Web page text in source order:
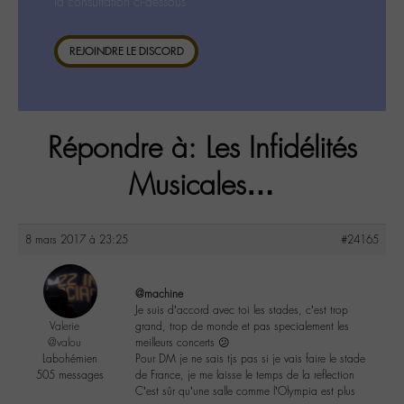
REJOINDRE LE DISCORD
Répondre à: Les Infidélités
Musicales…
8 mars 2017 à 23:25 #24165
Valerie
@valou
Labohémien
505 messages
@machine
Je suis d’accord avec toi les stades, c’est trop
grand, trop de monde et pas specialement les
meilleurs concerts 😕
Pour DM je ne sais tjs pas si je vais faire le stade
de France, je me laisse le temps de la reflection
C’est sûr qu’une salle comme l’Olympia est plus